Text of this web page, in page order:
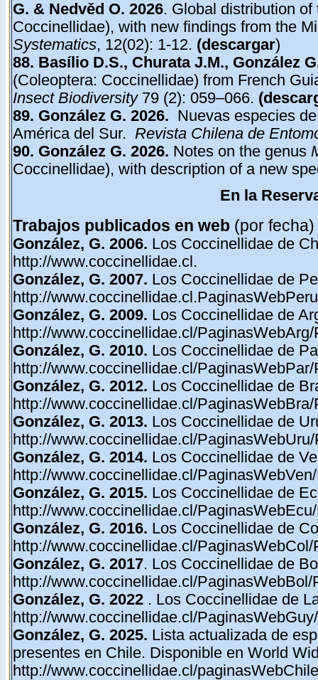
G. & Nedvěd O. 2026. Global distribution
Coccinellidae), with new findings from the
Systematics, 12(02): 1-12. (descargar)
88. Basílio D.S., Churata J.M., González
(Coleoptera: Coccinellidae) from French
Insect Biodiversity79 (2): 059–066. (
89. González G. 2026. Nuevas especies
América del Sur. Revista Chilena de
90. González G. 2026. Notes on the genus
Coccinellidae), with description of a new
En la
Trabajos publicados en web (por fecha)
González, G. 2006. Los Coccinellidae de
http://www.coccinellidae.cl.
González, G. 2007. Los Coccinellidae de
http://
González, G. 2009. Los Coccinellidae de
http://www.coccinellidae.cl/
González, G. 2010. Los Coccinellidae de
http://www.coccinellidae.cl/
González, G. 2012. Los Coccinellidae de
http://www.coccinellidae.cl/
González, G. 2013. Los Coccinellidae de
http://www.coccinellidae.cl/
González, G. 2014. Los Coccinellidae de
http://www.coccinellidae.cl/
González, G. 2015. Los Coccinellidae de
http://www.coccinellidae.cl/
González, G. 2016. Los Coccinellidae de
http://www.coccinellidae.cl/
González, G. 2017. Los Coccinellidae de
http://www.coccinellidae.cl/
González, G. 2022 . Los Coccinellidae de
http://www.coccinellidae.cl/
González, G. 2025. Lista actualizada de
presentes en Chile. Disponible en World
http://www.coccinellidae.cl/